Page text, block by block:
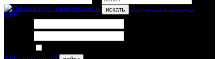
искать
вход